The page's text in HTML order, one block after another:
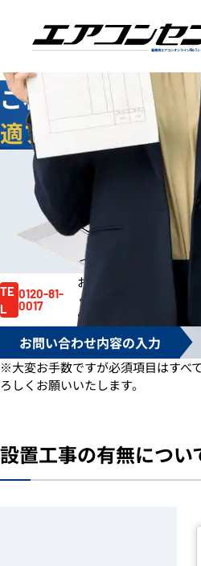
業務用エアコンオンラインNo.1シ
ご相談 無料 ！お
適プラン
をご提案
今なら ※お見
※ご依頼の規模に
場合もございます。
※一般住宅への壁
しておりません。
※事務所や店舗の
掛エアコン工事は
TE
L
0120-81-
0017
お見積り依頼はお電話
ください。
電話受付時間 /
お問い合わせ内容の入力
※大変お手数ですが必須項目はすべ
ろしくお願いいたします。
設置工事の有無につい